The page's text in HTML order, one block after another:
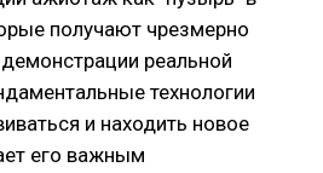
получают чрезмерно
реальной
технологии
и находить новое
его важным